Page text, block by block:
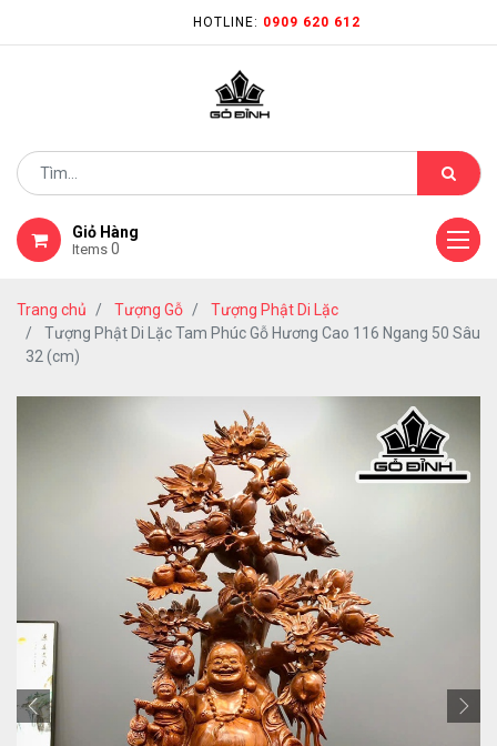
HOTLINE: 0909 620 612
Giỏ Hàng
Items 0
Trang chủ Tượng Gỗ
Tượng Phật Di Lặc
Tượng Phật Di Lặc Tam Phúc Gỗ Hương Cao 116 Ngang 50 Sâu
32 (cm)